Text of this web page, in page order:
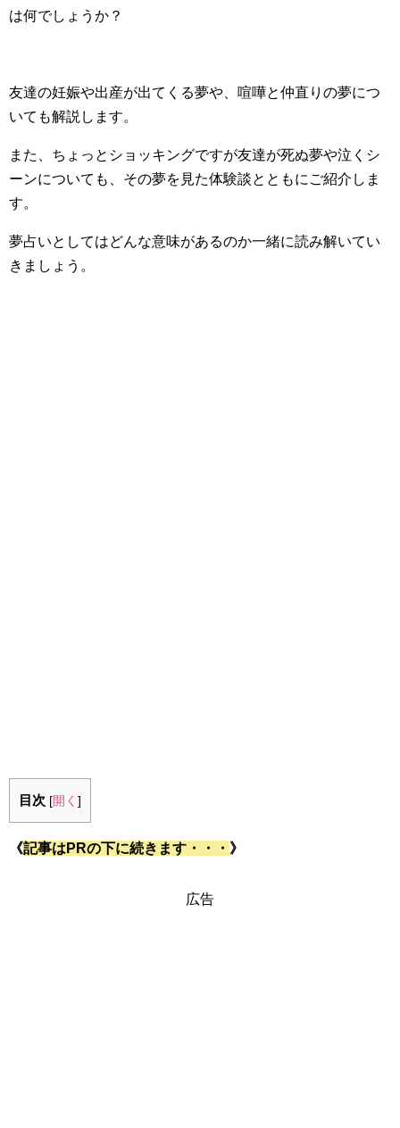
は何でしょうか？
友達の妊娠や出産が出てくる夢や、喧嘩と仲直りの夢につ
いても解説します。
また、ちょっとショッキングですが友達が死ぬ夢や泣くシ
ーンについても、その夢を見た体験談とともにご紹介しま
す。
夢占いとしてはどんな意味があるのか一緒に読み解いてい
きましょう。
目次 [開く ]
《記事はPRの下に続きます・・・ 》
広告